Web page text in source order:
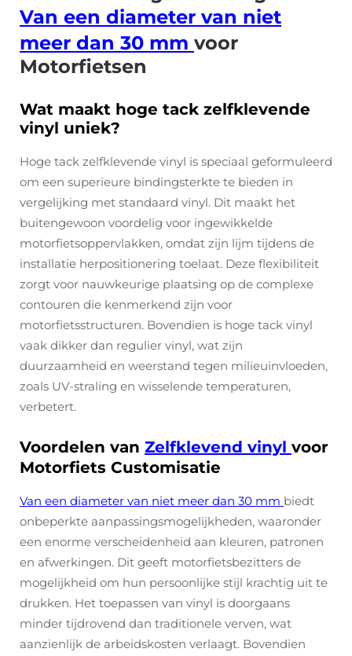
Van een diameter van niet
meer dan 30 mm voor
Motorfietsen
Wat maakt hoge tack zelfklevende
vinyl uniek?
Hoge tack zelfklevende vinyl is speciaal geformuleerd
om een superieure bindingsterkte te bieden in
vergelijking met standaard vinyl. Dit maakt het
buitengewoon voordelig voor ingewikkelde
motorfietsoppervlakken, omdat zijn lijm tijdens de
installatie herpositionering toelaat. Deze flexibiliteit
zorgt voor nauwkeurige plaatsing op de complexe
contouren die kenmerkend zijn voor
motorfietsstructuren. Bovendien is hoge tack vinyl
vaak dikker dan regulier vinyl, wat zijn
duurzaamheid en weerstand tegen milieuinvloeden,
zoals UV-straling en wisselende temperaturen,
verbetert.
Voordelen van Zelfklevend vinyl voor
Motorfiets Customisatie
Van een diameter van niet meer dan 30 mm biedt
onbeperkte aanpassingsmogelijkheden, waaronder
een enorme verscheidenheid aan kleuren, patronen
en afwerkingen. Dit geeft motorfietsbezitters de
mogelijkheid om hun persoonlijke stijl krachtig uit te
drukken. Het toepassen van vinyl is doorgaans
minder tijdrovend dan traditionele verven, wat
aanzienlijk de arbeidskosten verlaagt. Bovendien